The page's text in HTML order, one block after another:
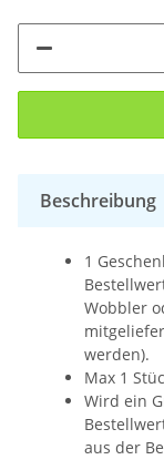
Beschreibung
1
Wobbler
werden).
Max 1
Wird ein
aus der